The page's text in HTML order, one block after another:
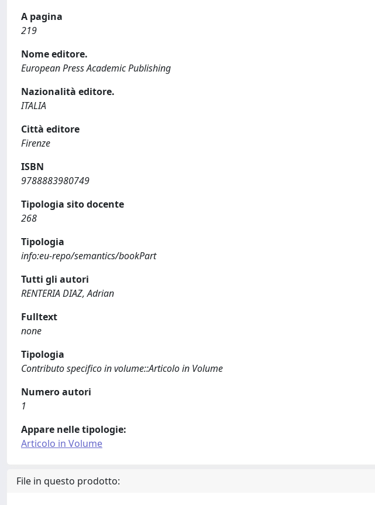
A pagina
219
Nome editore.
European Press Academic Publishing
Nazionalità editore.
ITALIA
Città editore
Firenze
ISBN
9788883980749
Tipologia sito docente
268
Tipologia
info:eu-repo/semantics/bookPart
Tutti gli autori
RENTERIA DIAZ, Adrian
Fulltext
none
Tipologia
Contributo specifico in volume::Articolo in Volume
Numero autori
1
Appare nelle tipologie:
Articolo in Volume
File in questo prodotto: